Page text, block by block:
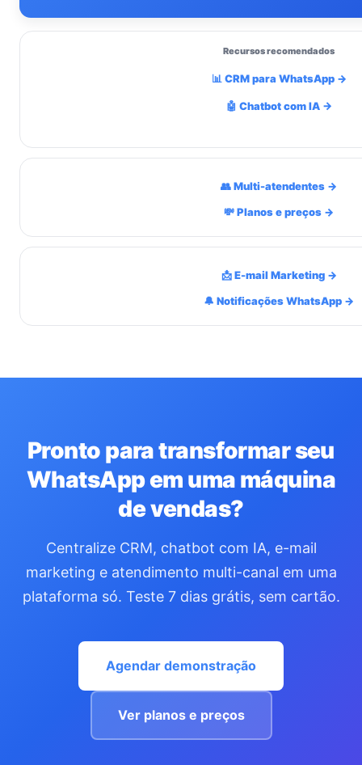
Recursos recomendados
📊 CRM para WhatsApp →
🤖 Chatbot com IA →
👥 Multi-atendentes →
💸 Planos e preços →
📩 E-mail Marketing →
🔔 Notificações WhatsApp →
Pronto para transformar seu
WhatsApp em uma máquina
de vendas?
Centralize CRM, chatbot com IA, e-mail
marketing e atendimento multi-canal em uma
plataforma só. Teste 7 dias grátis, sem cartão.
Agendar demonstração
Ver planos e preços